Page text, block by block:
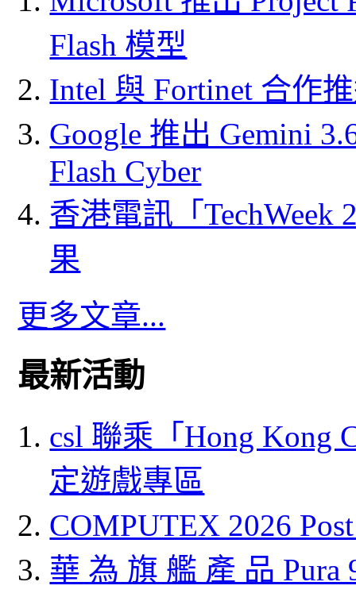
Flash 模型
Intel 與 Fortinet 合作
Google 推出 Gemini
Flash Cyber
香港電訊「
果
更多文章...
最新活動
csl 聯乘「Hong Kong
定遊戲專區
COMPUTEX 2026
華 為 旗 艦 產 品 Pura